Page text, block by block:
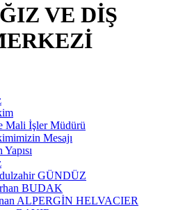
VE DİŞ
Mali İşler Müdürü
Mesajı
GÜNDÜZ
BUDAK
ALPERGİN HELVACIER